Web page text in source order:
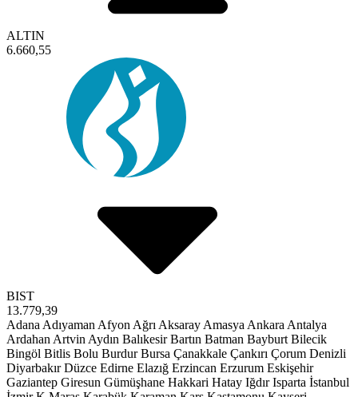
ALTIN
6.660,55
BIST
13.779,39
Adana Adıyaman Afyon Ağrı Aksaray Amasya Ankara Antalya
Ardahan Artvin Aydın Balıkesir Bartın Batman Bayburt Bilecik
Bingöl Bitlis Bolu Burdur Bursa Çanakkale Çankırı Çorum Denizli
Diyarbakır Düzce Edirne Elazığ Erzincan Erzurum Eskişehir
Gaziantep Giresun Gümüşhane Hakkari Hatay Iğdır Isparta İstanbul